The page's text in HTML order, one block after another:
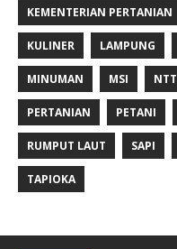
KEMENTERIAN PERTANIAN
KULINER LAMPUNG
MINUMAN MSI NTT
PERTANIAN PETANI
RUMPUT LAUT SAPI
TAPIOKA